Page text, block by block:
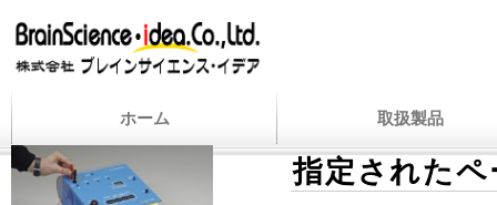
ホーム 取扱製品
指定された